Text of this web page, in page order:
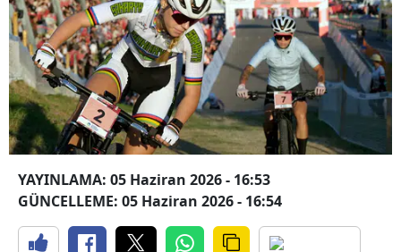
YAYINLAMA: 05 Haziran 2026 - 16:53
GÜNCELLEME: 05 Haziran 2026 - 16:54